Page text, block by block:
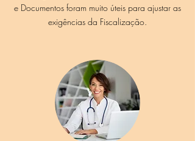
e Documentos foram muito úteis para ajustar as
exigências da Fiscalização.